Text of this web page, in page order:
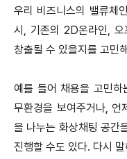
우리 비즈니스의 밸류체
시, 기존의 2D온라인,
창출될 수 있을지를 고민
예를 들어 채용을 고민하
무환경을 보여주거나, 언
을 나누는 화상채팅 공간
진행할 수도 있다. 다시